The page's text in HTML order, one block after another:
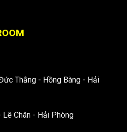
Thắng - Hồng Bàng - Hải
Chân - Hải Phòng